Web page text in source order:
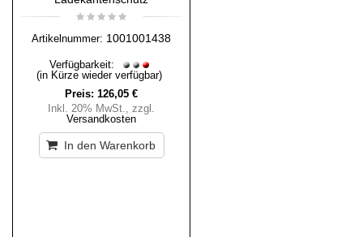
Artikelnummer: 1001001438
Verfügbarkeit:
(in Kürze wieder verfügbar)
Preis: 126,05 €
Inkl. 20% MwSt., zzgl.
Versandkosten
In den Warenkorb